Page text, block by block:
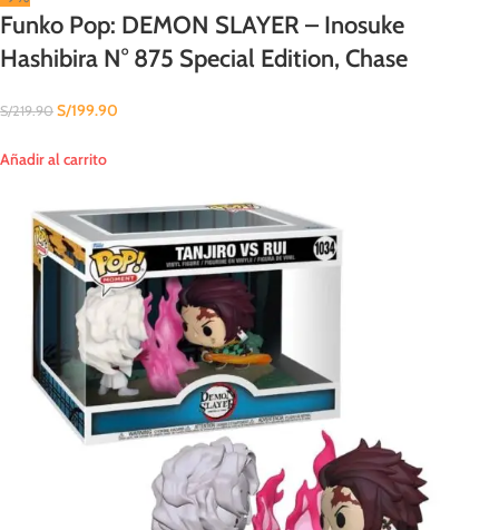
Funko Pop: DEMON SLAYER – Inosuke
Hashibira N° 875 Special Edition, Chase
S/219.90 S/199.90
Añadir al carrito